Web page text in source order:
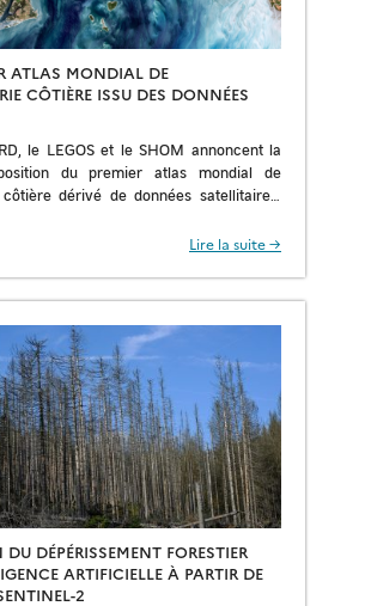
ATLAS MONDIAL DE
CÔTIÈRE ISSU DES DONNÉES
le LEGOS et le SHOM annoncent la
du premier atlas mondial de
dérivé de données satellitaires,
Lire la suite →
DÉPÉRISSEMENT FORESTIER
ARTIFICIELLE À PARTIR DE
2